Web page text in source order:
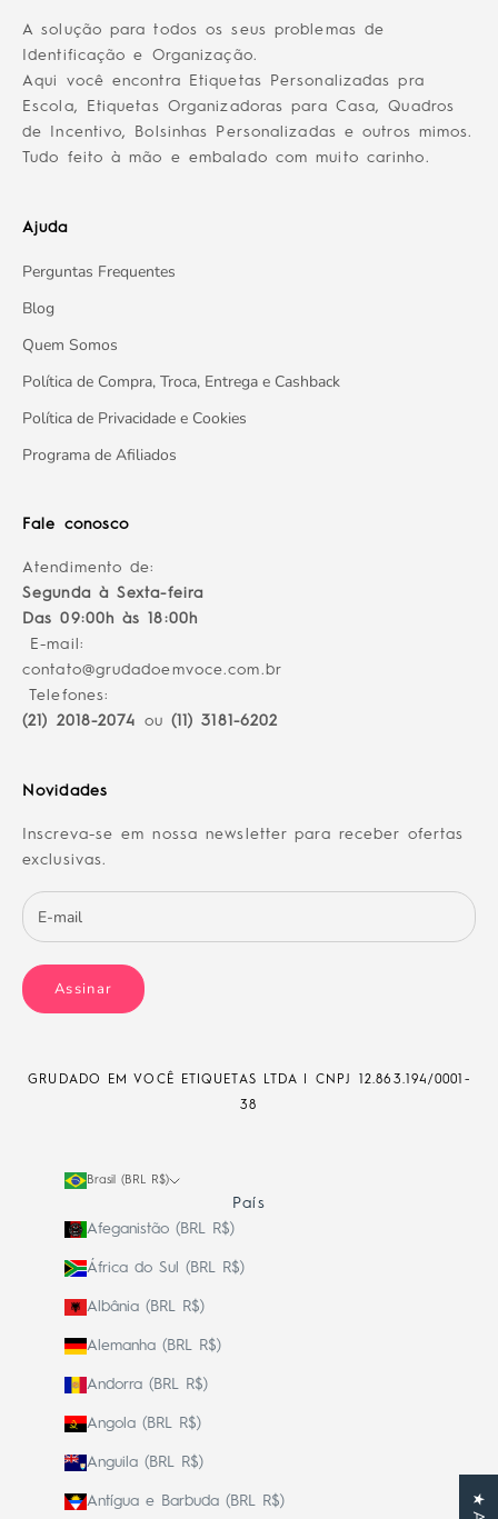
A solução para todos os seus problemas de
Identificação e Organização.
Aqui você encontra Etiquetas Personalizadas pra
Escola, Etiquetas Organizadoras para Casa, Quadros
de Incentivo, Bolsinhas Personalizadas e outros mimos.
Tudo feito à mão e embalado com muito carinho.
Ajuda
Perguntas Frequentes
Blog
Quem Somos
Política de Compra, Troca, Entrega e Cashback
Política de Privacidade e Cookies
Programa de Afiliados
Fale conosco
Atendimento de:
Segunda à Sexta-feira
Das 09:00h às 18:00h
E-mail:
contato@grudadoemvoce.com.br
Telefones:
(21) 2018-2074
ou (11) 3181-6202
Novidades
Inscreva-se em nossa newsletter para receber ofertas
exclusivas.
Assinar
GRUDADO EM VOCÊ ETIQUETAS LTDA | CNPJ
12.863.194/0001-
38
Brasil (BRL R$)
País
Afeganistão (BRL R$)
África do Sul (BRL R$)
Albânia (BRL R$)
Alemanha (BRL R$)
Andorra (BRL R$)
Angola (BRL R$)
Anguila (BRL R$)
Antígua e Barbuda (BRL R$)